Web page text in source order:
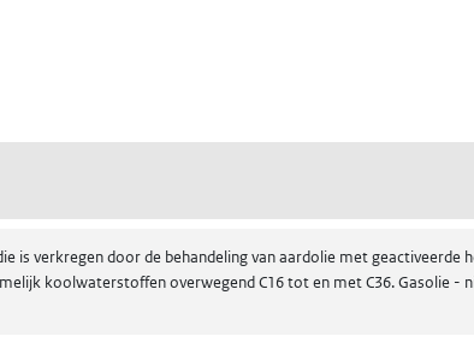
is verkregen door de behandeling van aardolie met
koolwaterstoffen overwegend C16 tot en met C36. Gasolie -